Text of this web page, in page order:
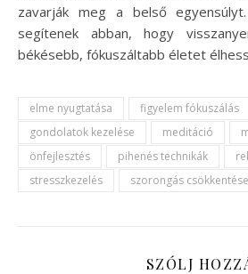
zavarják meg a belső
segítenek abban, hogy
békésebb, fókuszáltabb életet
elme nyugtatása
figyelem fókuszálás
gondolatok kezelése
meditáció
önfejlesztés
pihenés technikák
stresszkezelés
szorongás csökkentése
SZÓLJ